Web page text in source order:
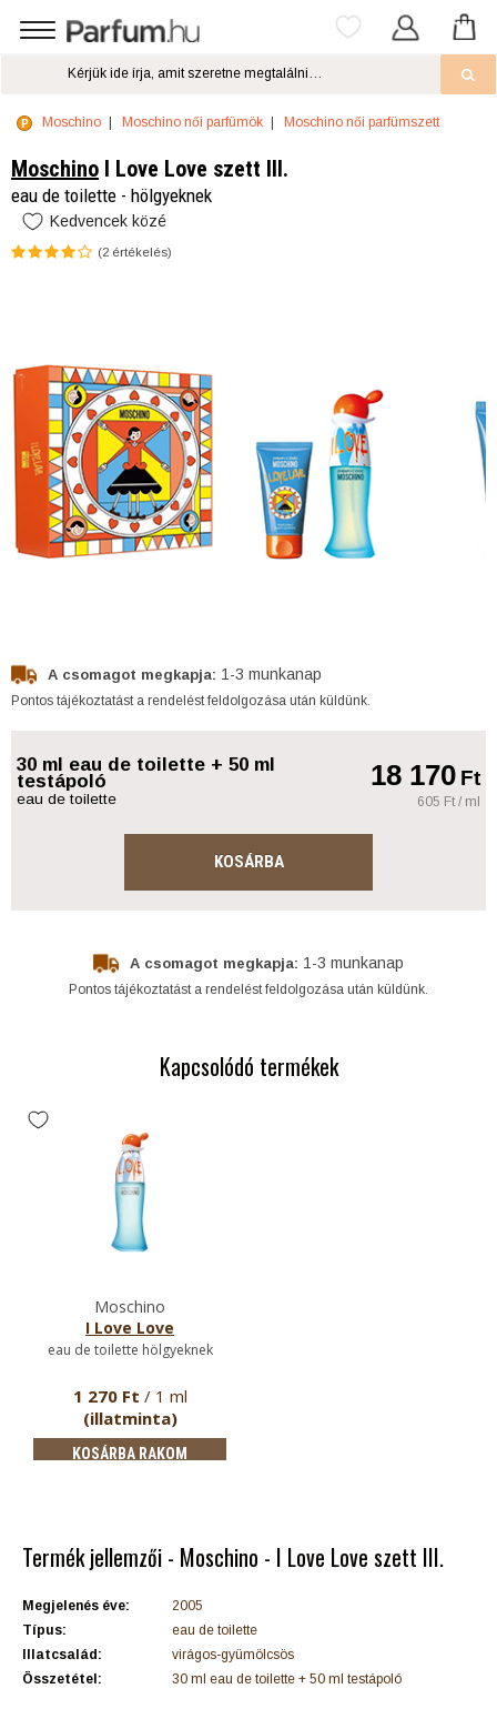
Moschino Moschino női parfümök Moschino női parfümszett
Moschino I Love Love szett III.
eau de toilette - hölgyeknek
Kedvencek közé
(2 értékelés)
A csomagot megkapja: 1-3 munkanap
Pontos tájékoztatást a rendelést feldolgozása után küldünk.
30 ml eau de toilette + 50 ml
testápoló
eau de toilette
18 170Ft
605 Ft / ml
KOSÁRBA
A csomagot megkapja: 1-3 munkanap
Pontos tájékoztatást a rendelést feldolgozása után küldünk.
Kapcsolódó termékek
Moschino
I Love Love
eau de toilette hölgyeknek
1 270 Ft / 1 ml
(illatminta)
KOSÁRBA RAKOM
Termék jellemzői - Moschino - I Love Love szett III.
Megjelenés éve:
2005
Típus:
eau de toilette
Illatcsalád:
virágos-gyümölcsös
Összetétel:
30 ml eau de toilette + 50 ml testápoló